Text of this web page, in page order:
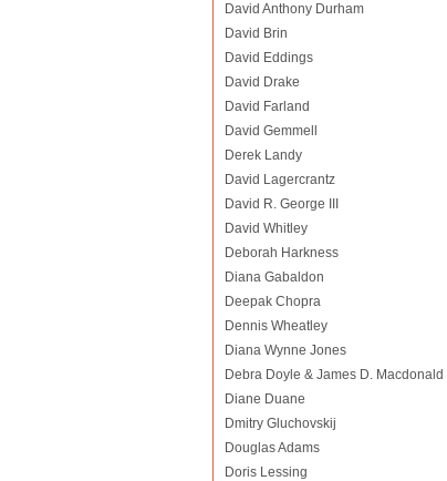
David Anthony Durham
David Brin
David Eddings
David Drake
David Farland
David Gemmell
Derek Landy
David Lagercrantz
David R. George III
David Whitley
Deborah Harkness
Diana Gabaldon
Deepak Chopra
Dennis Wheatley
Diana Wynne Jones
Debra Doyle & James D. Macdonald
Diane Duane
Dmitry Gluchovskij
Douglas Adams
Doris Lessing